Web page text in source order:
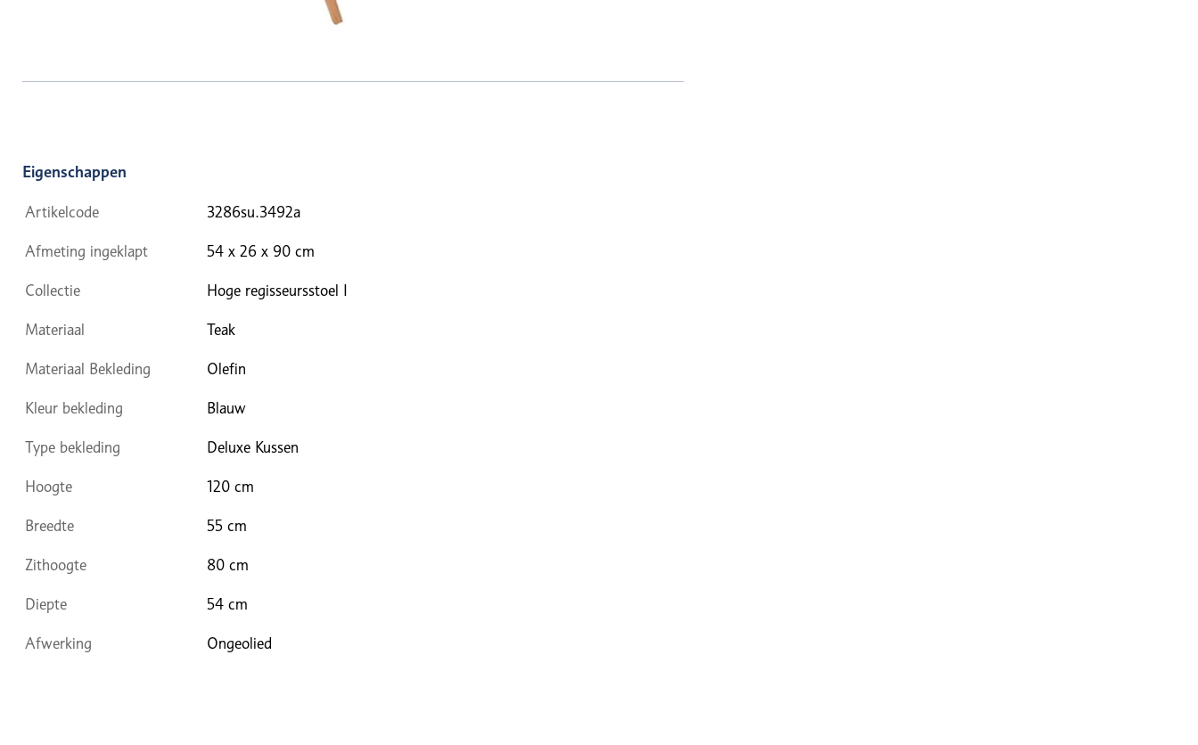
Eigenschappen
Artikelcode 3286su.3492a
Afmeting ingeklapt 54 x 26 x 90 cm
Collectie Hoge regisseursstoel I
Materiaal Teak
Materiaal Bekleding Olefin
Kleur bekleding Blauw
Type bekleding Deluxe Kussen
Hoogte 120 cm
Breedte 55 cm
Zithoogte 80 cm
Diepte 54 cm
Afwerking Ongeolied